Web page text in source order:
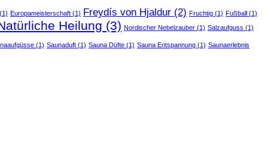
(1) Europameisterschaft (1) Freydís von Hjaldur (2) Fruchtig (1) Fußball (1)
Heilung (3) Nordischer Nebelzauber (1) Salzaufguss (1)
(1) Saunaduft (1) Sauna Düfte (1) Sauna Entspannung (1) Saunaerlebnis